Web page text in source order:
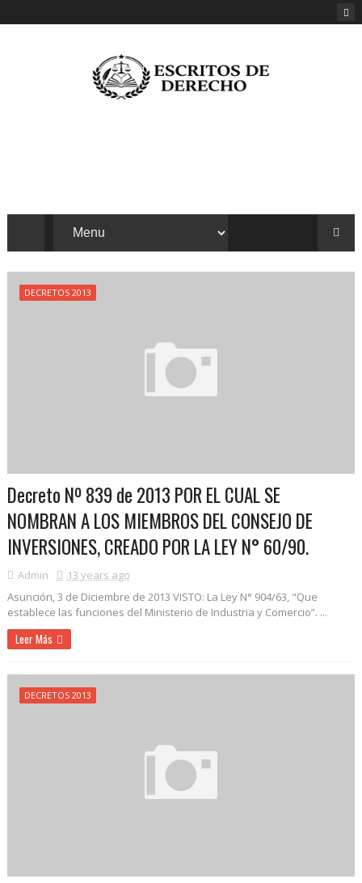
DECRETOS 2013
Decreto Nº 839 de 2013 POR EL CUAL SE
NOMBRAN A LOS MIEMBROS DEL CONSEJO DE
INVERSIONES, CREADO POR LA LEY N° 60/90.
Admin
13 years ago
Asunción, 3 de Diciembre de 2013 VISTO: La Ley N° 904/63, "Que
establece las funciones del Ministerio de Industria y Comercio”. ...
Leer Más
DECRETOS 2013